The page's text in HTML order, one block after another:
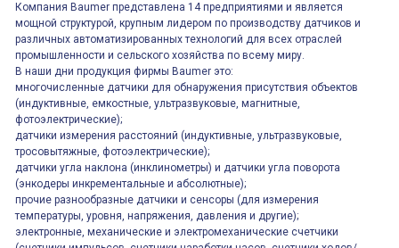
ВКН8108
Концевой
выключатель /
выключатель
путевой,
алюминиевый
регулируемый
ролик
800202300000С | 80 02 0 230 0000 С
800202300000С
многофункциональные
реле времени
0.1cек.-10 дней, 10
функций/режимов
Компания Baumer представлена 14 предприятиями и является
мощной структурой, крупным лидером по производству датчиков и
различных автоматизированных технологий для всех отраслей
промышленности и сельского хозяйства по всему миру.
В наши дни продукция фирмы Baumer это:
многочисленные датчики для обнаружения присутствия объектов
(индуктивные, емкостные, ультразвуковые, магнитные,
фотоэлектрические);
датчики измерения расстояний (индуктивные, ультразвуковые,
тросовытяжные, фотоэлектрические);
датчики угла наклона (инклинометры) и датчики угла поворота
(энкодеры инкрементальные и абсолютные);
прочие разнообразные датчики и сенсоры (для измерения
температуры, уровня, напряжения, давления и другие);
электронные, механические и электромеханические счетчики